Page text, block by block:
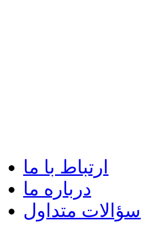
ارتباط با ما
درباره ما
سؤالات متداول